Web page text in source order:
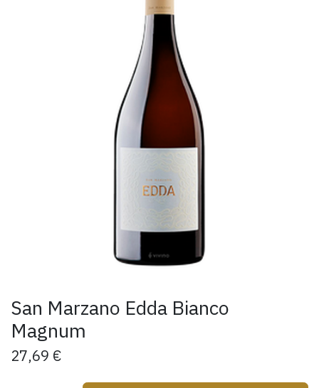
San Marzano Edda Bianco
Magnum
27,69 €